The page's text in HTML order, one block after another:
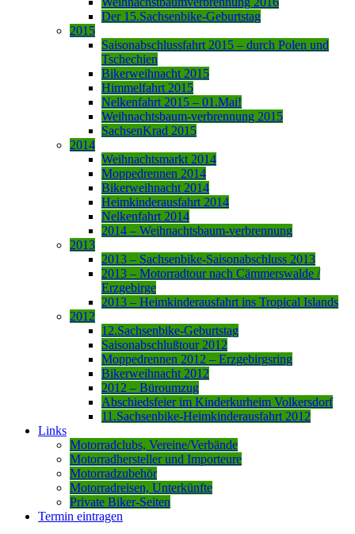
Der 15.Sachsenbike-Geburtstag
2015
Saisonabschlussfahrt 2015 – durch Polen und
Tschechien
Bikerweihnacht 2015
Himmelfahrt 2015
Nelkenfahrt 2015 – 01.Mai!
Weihnachtsbaum-verbrennung 2015
SachsenKrad 2015
2014
Weihnachtsmarkt 2014
Moppedrennen 2014
Bikerweihnacht 2014
Heimkinderausfahrt 2014
Nelkenfahrt 2014
2014 – Weihnachtsbaum-verbrennung
2013
2013 – Sachsenbike-Saisonabschluss 2013
2013 – Motorradtour nach Cämmerswalde /
Erzgebirge
2013 – Heimkinderausfahrt ins Tropical Islands
2012
12.Sachsenbike-Geburtstag
Saisonabschlußtour 2012
Moppedrennen 2012 – Erzgebirgsring
Bikerweihnacht 2012
2012 – Büroumzug
Abschiedsfeier im Kinderkurheim Volkersdorf
11.Sachsenbike-Heimkinderausfahrt 2012
Links
Motorradclubs, Vereine/Verbände
Motorradhersteller und Importeure
Motorradzubehör
Motorradreisen, Unterkünfte
Private Biker-Seiten
Termin eintragen